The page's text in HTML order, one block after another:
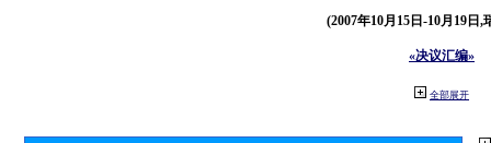
(2007年10月15日-10月19日,
«决议汇编»
全部展开